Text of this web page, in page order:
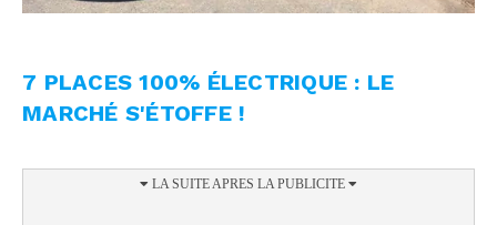
7 PLACES 100% ÉLECTRIQUE : LE
MARCHÉ S'ÉTOFFE !